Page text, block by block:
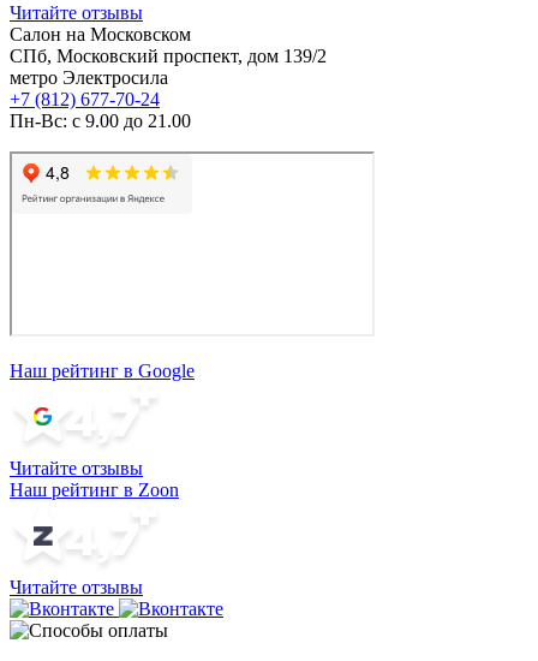
Читайте отзывы
Салон на Московском
СПб, Московский проспект, дом 139/2
метро Электросила
+7 (812) 677-70-24
Пн-Вс: с 9.00 до 21.00
Наш рейтинг в Google
Читайте отзывы
Наш рейтинг в Zoon
Читайте отзывы